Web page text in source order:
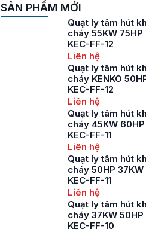
SẢN PHẨM MỚI
Quạt ly tâm hút
cháy 55KW 75HP
KEC-FF-12
Liên hệ
Quạt ly tâm hút
cháy KENKO
KEC-FF-12
Liên hệ
Quạt ly tâm hút
cháy 45KW 60HP
KEC-FF-11
Liên hệ
Quạt ly tâm hút
cháy 50HP 37KW
KEC-FF-11
Liên hệ
Quạt ly tâm hút
cháy 37KW 50HP
KEC-FF-10